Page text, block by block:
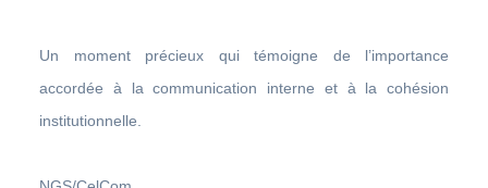
Un moment précieux qui témoigne de l’importance
accordée à la communication interne et à la cohésion
institutionnelle.